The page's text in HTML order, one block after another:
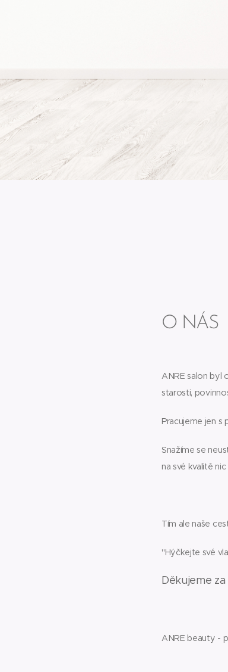
O NÁS
ANRE salon byl
starosti,
Pracujeme jen s
Snažíme se
na své kvalitě
Tím ale naše
"Hýčkejte své
Děkujeme
ANRE beauty -